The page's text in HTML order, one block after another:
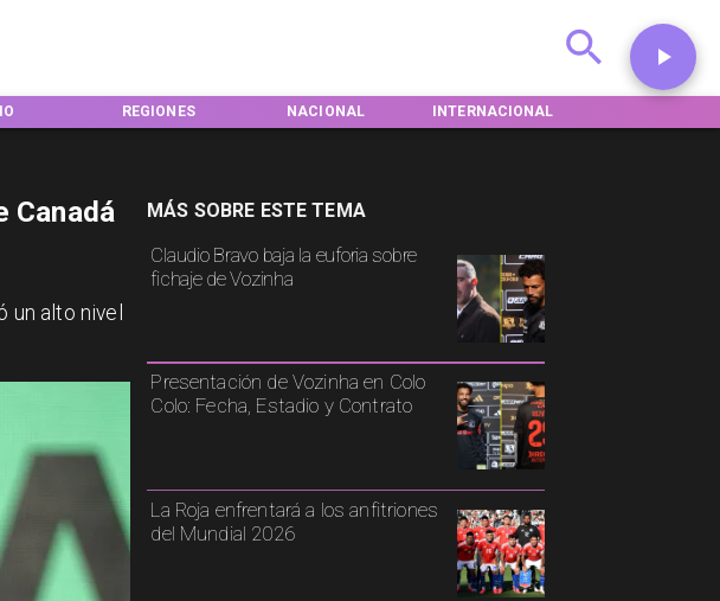
REGIONES NACIONAL INTERNACIONAL
Claudio Bravo baja la euforia sobre
fichaje de Vozinha
Presentación de Vozinha en Colo
Colo: Fecha, Estadio y Contrato
La Roja enfrentará a los anfitriones
del Mundial 2026
MÁS SOBRE ESTE TEMA
Canadá
un alto nivel